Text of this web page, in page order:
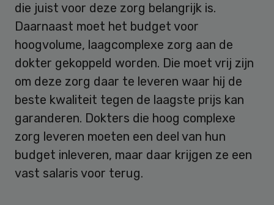
die juist voor deze zorg belangrijk is.
Daarnaast moet het budget voor
hoogvolume, laagcomplexe zorg aan de
dokter gekoppeld worden. Die moet vrij zijn
om deze zorg daar te leveren waar hij de
beste kwaliteit tegen de laagste prijs kan
garanderen. Dokters die hoog complexe
zorg leveren moeten een deel van hun
budget inleveren, maar daar krijgen ze een
vast salaris voor terug.